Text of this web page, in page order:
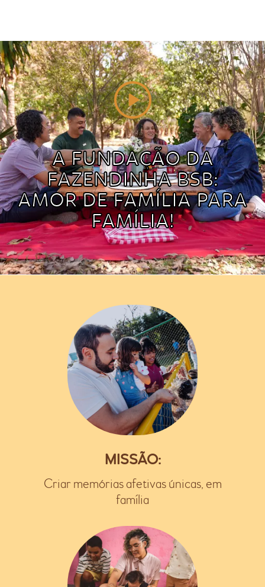
A FUNDAÇÃO DA
FAZENDINHA BSB:
AMOR DE FAMÍLIA PARA
FAMÍLIA!
MISSÃO:
Criar memórias afetivas únicas, em
família